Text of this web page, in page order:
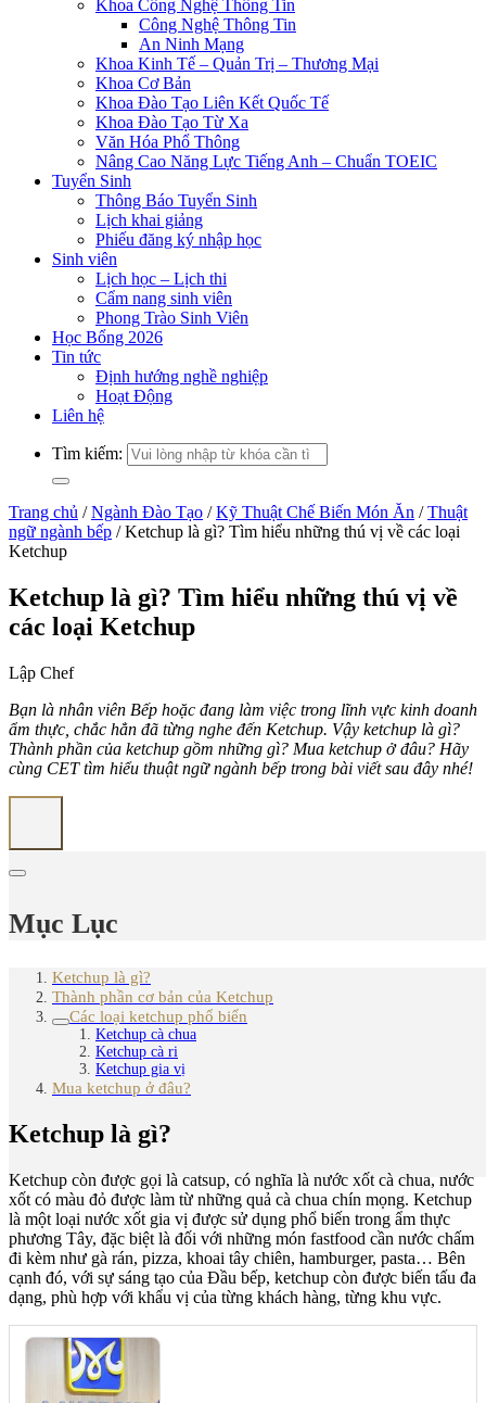
Khoa Công Nghệ Thông Tin
Công Nghệ Thông Tin
An Ninh Mạng
Khoa Kinh Tế – Quản Trị – Thương Mại
Khoa Cơ Bản
Khoa Đào Tạo Liên Kết Quốc Tế
Khoa Đào Tạo Từ Xa
Văn Hóa Phổ Thông
Nâng Cao Năng Lực Tiếng Anh – Chuẩn TOEIC
Tuyển Sinh
Thông Báo Tuyển Sinh
Lịch khai giảng
Phiếu đăng ký nhập học
Sinh viên
Lịch học – Lịch thi
Cẩm nang sinh viên
Phong Trào Sinh Viên
Học Bổng 2026
Tin tức
Định hướng nghề nghiệp
Hoạt Động
Liên hệ
Tìm kiếm:
Trang chủ / Ngành Đào Tạo / Kỹ Thuật Chế Biến Món Ăn / Thuật
ngữ ngành bếp / Ketchup là gì? Tìm hiểu những thú vị về các loại
Ketchup
Ketchup là gì? Tìm hiểu những thú vị về
các loại Ketchup
Lập Chef
Bạn là nhân viên Bếp hoặc đang làm việc trong lĩnh vực kinh doanh
ẩm thực, chắc hẳn đã từng nghe đến Ketchup. Vậy ketchup là gì?
Thành phần của ketchup gồm những gì? Mua ketchup ở đâu? Hãy
cùng CET tìm hiểu thuật ngữ ngành bếp trong bài viết sau đây nhé!
Mục Lục
Ketchup là gì?
Thành phần cơ bản của Ketchup
Các loại ketchup phổ biến
Ketchup cà chua
Ketchup cà ri
Ketchup gia vị
Mua ketchup ở đâu?
Ketchup là gì?
Ketchup còn được gọi là catsup, có nghĩa là nước xốt cà chua, nước
xốt có màu đỏ được làm từ những quả cà chua chín mọng. Ketchup
là một loại nước xốt gia vị được sử dụng phổ biến trong ẩm thực
phương Tây, đặc biệt là đối với những món fastfood cần nước chấm
đi kèm như gà rán, pizza, khoai tây chiên, hamburger, pasta… Bên
cạnh đó, với sự sáng tạo của Đầu bếp, ketchup còn được biến tấu đa
dạng, phù hợp với khẩu vị của từng khách hàng, từng khu vực.